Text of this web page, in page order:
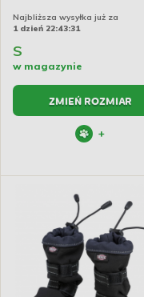
Najbliższa wysyłka już za
1 dzień 22:43:30
S
w magazynie
ZMIEŃ ROZMIAR
+